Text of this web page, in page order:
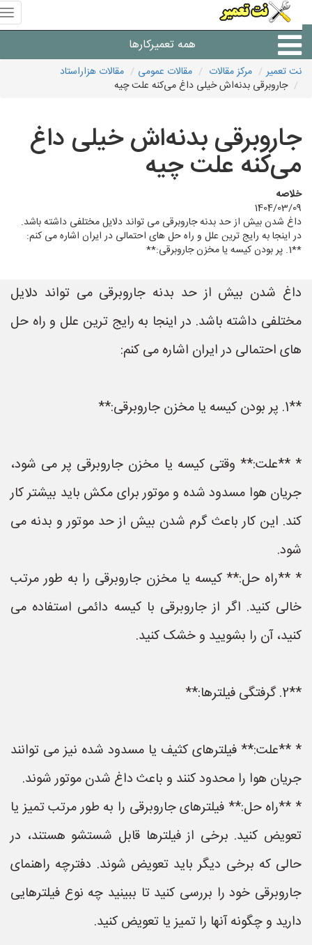
همه تعمیرکارها
شرکت های تعمیرات لوازم
نت تعمیر مرکز مقالات مقالات عمومی
مقالات هزاراستاد
جاروبرقی بدنه‌اش خیلی داغ می‌کنه علت چیه
جاروبرقی بدنه‌اش خیلی داغ
می‌کنه علت چیه
خلاصه
1404/03/09
داغ شدن بیش از حد بدنه جاروبرقی می تواند دلایل مختلفی داشته باشد.
در اینجا به رایج ترین علل و راه حل های احتمالی در ایران اشاره می کنم:
داغ شدن بیش از حد بدنه جاروبرقی می تواند دلایل
مختلفی داشته باشد. در اینجا به رایج ترین علل و راه حل
های احتمالی در ایران اشاره می کنم:
**1. پر بودن کیسه یا مخزن جاروبرقی:**
* **علت:** وقتی کیسه یا مخزن جاروبرقی پر می شود،
جریان هوا مسدود شده و موتور برای مکش باید بیشتر کار
کند. این کار باعث گرم شدن بیش از حد موتور و بدنه می
شود.
* **راه حل:** کیسه یا مخزن جاروبرقی را به طور مرتب
خالی کنید. اگر از جاروبرقی با کیسه دائمی استفاده می
کنید، آن را بشویید و خشک کنید.
**2. گرفتگی فیلترها:**
* **علت:** فیلترهای کثیف یا مسدود شده نیز می توانند
جریان هوا را محدود کنند و باعث داغ شدن موتور شوند.
* **راه حل:** فیلترهای جاروبرقی را به طور مرتب تمیز یا
تعویض کنید. برخی از فیلترها قابل شستشو هستند، در
حالی که برخی دیگر باید تعویض شوند. دفترچه راهنمای
جاروبرقی خود را بررسی کنید تا ببینید چه نوع فیلترهایی
دارید و چگونه آنها را تمیز یا تعویض کنید.